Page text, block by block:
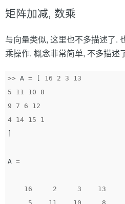
矩阵加减, 数乘
与向量类似, 这里也不多描述了.
乘操作. 概念非常简单, 不多描述
>> A = 16 2 3
13
5
11 10
8
9
7 6
12
4 14 15
1
A =
16 2 3
13